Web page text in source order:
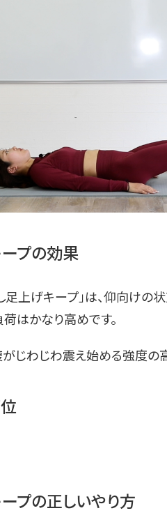
プの効果
上げキープ」は、仰向けの
はかなり高めです。
がじわじわ震え始める強度の
プの正しいやり方